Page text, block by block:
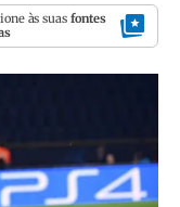
às suas fontes